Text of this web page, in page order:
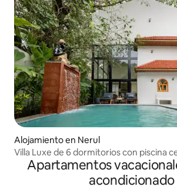
Alojamiento en Nerul
Villa Luxe de 6 dormitorios con piscina
Apartamentos
acondicionado